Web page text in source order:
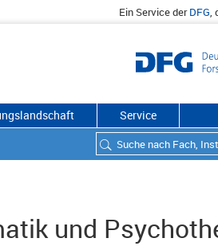
Ein Service derDFG,
Service
und